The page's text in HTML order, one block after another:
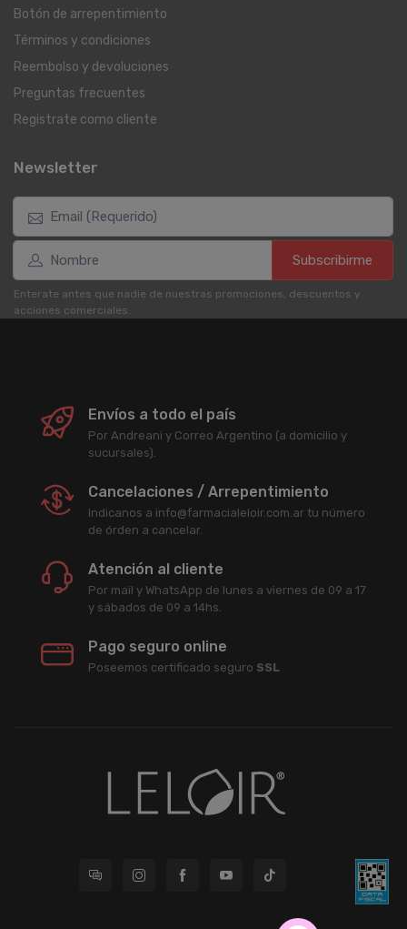
Botón de arrepentimiento
Términos y condiciones
Reembolso y devoluciones
Preguntas frecuentes
Registrate como cliente
Newsletter
Subscribirme
Enterate antes que nadie de nuestras promociones, descuentos y
acciones comerciales.
Envíos a todo el país
Por Andreani y Correo Argentino (a domicilio y
sucursales).
Cancelaciones / Arrepentimiento
Indicanos a info@farmacialeloir.com.ar tu número
de órden a cancelar.
Atención al cliente
Por mail y WhatsApp de lunes a viernes de 09 a 17
y sábados de 09 a 14hs.
Pago seguro online
Poseemos certificado seguro SSL